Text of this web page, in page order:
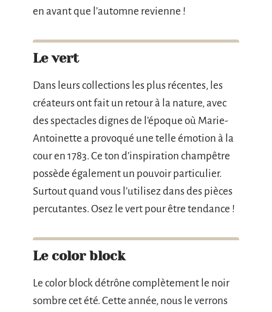
en avant que l’automne revienne !
Le vert
Dans leurs collections les plus récentes, les
créateurs ont fait un retour à la nature, avec
des spectacles dignes de l’époque où Marie-
Antoinette a provoqué une telle émotion à la
cour en 1783. Ce ton d’inspiration champêtre
possède également un pouvoir particulier.
Surtout quand vous l’utilisez dans des pièces
percutantes. Osez le vert pour être tendance !
Le color block
Le color block détrône complètement le noir
sombre cet été. Cette année, nous le verrons